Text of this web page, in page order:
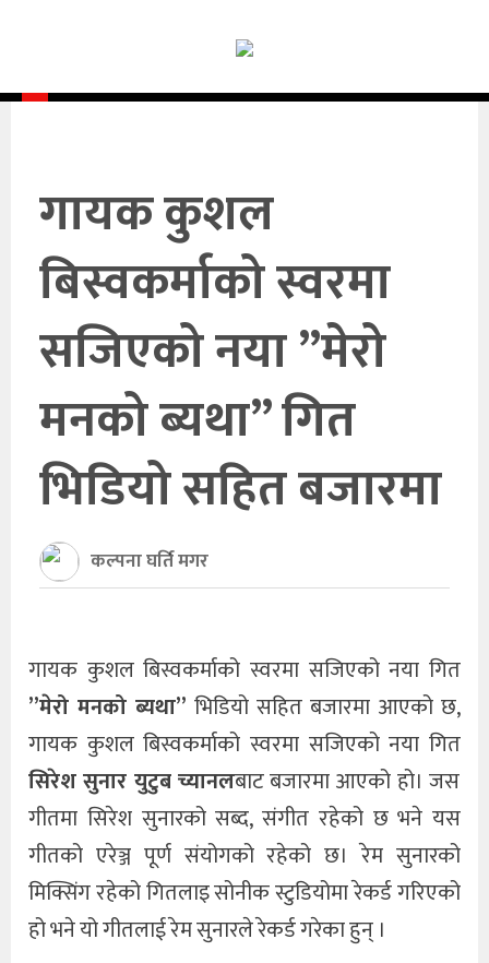
समाज
अन्तर्वार्ता
विचार
साहित्य/
सूचना
प्रविधि
खेलकुद
अन्तर्राष्ट्रिय
गायक कुशल
बिस्वकर्माको स्वरमा
सजिएको नया ”मेरो
मनको ब्यथा” गित
भिडियो सहित बजारमा
कल्पना घर्ति मगर
गायक कुशल बिस्वकर्माको स्वरमा सजिएको नया गित
”मेरो मनको ब्यथा” भिडियो सहित बजारमा आएको छ,
गायक कुशल बिस्वकर्माको स्वरमा सजिएको नया गित
सिरेश सुनार युटुब च्यानलबाट बजारमा आएको हो। जस
गीतमा सिरेश सुनारको सब्द, संगीत रहेको छ भने यस
गीतको एरेञ्ज पूर्ण संयोगको रहेको छ। रेम सुनारको
मिक्सिंग रहेको गितलाइ सोनीक स्टुडियोमा रेकर्ड गरिएको
हो भने यो गीतलाई रेम सुनारले रेकर्ड गरेका हुन् ।